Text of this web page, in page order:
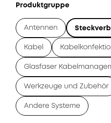
Produktgruppe
Antennen
Kabel
Glasfaser
Werkzeuge und Zubehör
Andere Systeme